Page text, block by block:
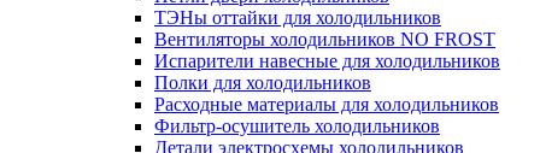
ТЭНы оттайки для холодильников
Вентиляторы холодильников NO FROST
Испарители навесные для холодильников
Полки для холодильников
Расходные материалы для холодильников
Фильтр-осушитель холодильников
Детали электросхемы холодильников